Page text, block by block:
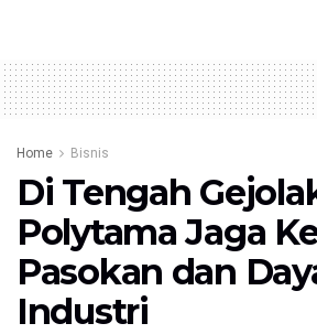
Home Bisnis
Di Tengah
Polytama Jaga
Pasokan dan
Industri